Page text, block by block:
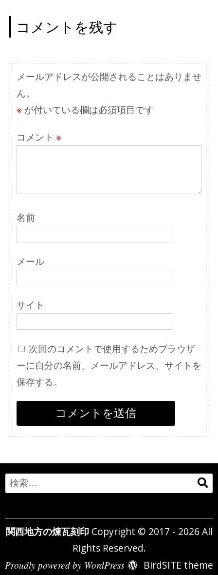
ビ
ゲ
シ
ョ
ン
コメントを残す
メールアドレスが公開されることはありませ
ん。
※が付いている欄は必須項目です
コメント ※
名前
メール
サイト
次回のコメントで使用するためブラウザ
ーに自分の名前、メールアドレス、サイトを
保存する。
Search
for:
関西地方の煉瓦刻印 Copyright © 2017 - 2026 All
Rights Reserved.
Proudly powered by WordPress BirdSITE theme